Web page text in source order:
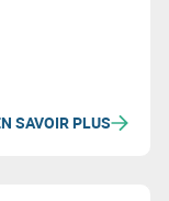
SAVOIR PLUS